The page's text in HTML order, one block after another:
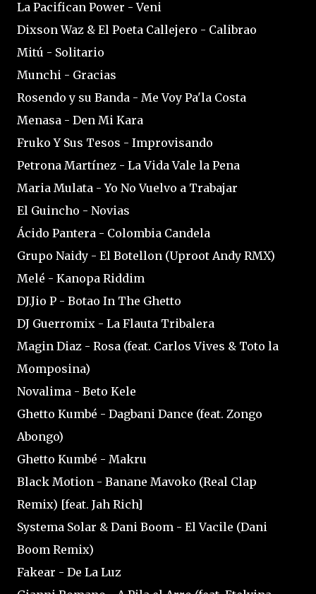
La Pacifican Power - Veni
Dixson Waz & El Poeta Callejero - Calibrao
Mitú - Solitario
Munchi - Gracias
Rosendo y su Banda - Me Voy Pa'la Costa
Menasa - Den Mi Kara
Fruko Y Sus Tesos - Improvisando
Petrona Martínez - La Vida Vale la Pena
Maria Mulata - Yo No Vuelvo a Trabajar
El Guincho - Novias
Ácido Pantera - Colombia Candela
Grupo Naidy - El Botellon (Uproot Andy RMX)
Melé - Kanopa Riddim
DJ.Jio P - Botao In The Ghetto
DJ Guerromix - La Flauta Tribalera
Magin Diaz - Rosa (feat. Carlos Vives & Toto la
Momposina)
Novalima - Beto Kele
Ghetto Kumbé - Dagbani Dance (feat. Zongo
Abongo)
Ghetto Kumbé - Makru
Black Motion - Banane Mavoko (Real Clap
Remix) [feat. Jah Rich]
Systema Solar & Dani Boom - El Vacile (Dani
Boom Remix)
Fakear - De La Luz